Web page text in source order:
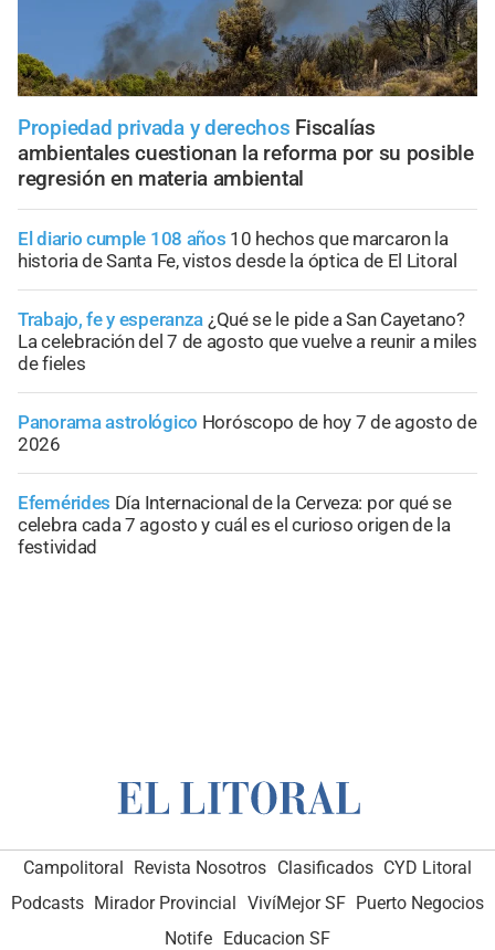
Propiedad privada y derechos Fiscalías
ambientales cuestionan la reforma por su posible
regresión en materia ambiental
El diario cumple 108 años 10 hechos que marcaron la
historia de Santa Fe, vistos desde la óptica de El Litoral
Trabajo, fe y esperanza ¿Qué se le pide a San Cayetano?
La celebración del 7 de agosto que vuelve a reunir a miles
de fieles
Panorama astrológico Horóscopo de hoy 7 de agosto de
2026
Efemérides Día Internacional de la Cerveza: por qué se
celebra cada 7 agosto y cuál es el curioso origen de la
festividad
Campolitoral Revista Nosotros Clasificados CYD Litoral
Podcasts Mirador Provincial VivíMejor SF Puerto Negocios
Notife Educacion SF